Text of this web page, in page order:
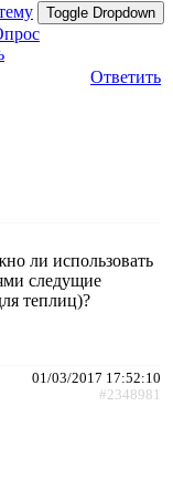
Toggle Dropdown
Ответить
ли использовать
следущие
теплиц)?
01/03/2017 17:52:10
#2348981